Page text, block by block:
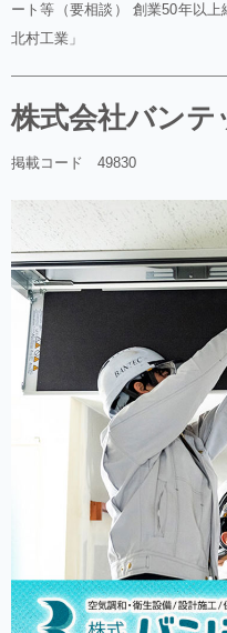
ート等（要相談） 創業50年以
北村工業」
株式会社バンテ
掲載コード 49830